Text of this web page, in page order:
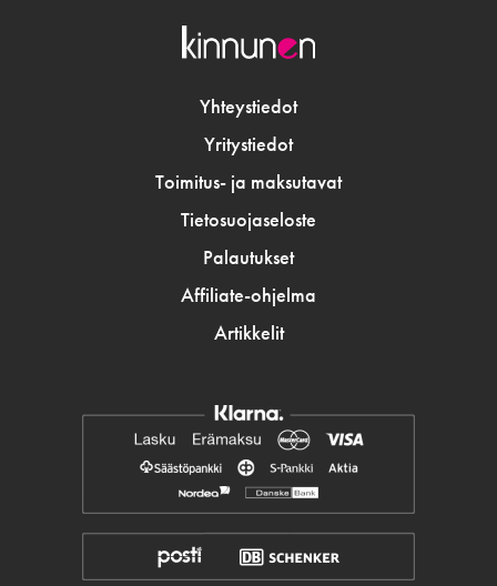
Yhteystiedot
Yritystiedot
Toimitus- ja maksutavat
Tietosuojaseloste
Palautukset
Affiliate-ohjelma
Artikkelit